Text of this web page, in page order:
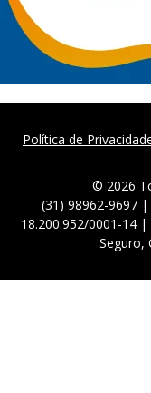
Política de
© 2026
(31) 98962-9697
18.200.952/0001-14 |
Seguro,